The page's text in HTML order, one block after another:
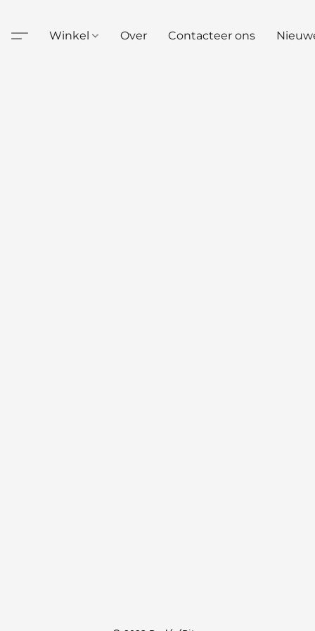
Winkel Over Contacteer ons